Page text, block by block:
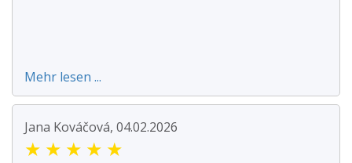
Mehr lesen ...
Jana Kováčová, 04.02.2026
★ ★ ★ ★ ★